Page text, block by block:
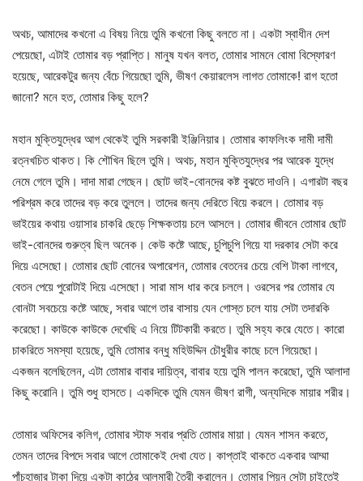
অথচ, আমাদের কখনো এ বিষয় নিয়ে তুমি কখনো কিছু বলতে না। একটা স্বাধীন দেশ
পেয়েছো, এটাই তোমার বড় প্রাপ্তি। মানুষ যখন বলত, তোমার সামনে বোমা বিস্ফোরণ
হয়েছে, আরেকটুর জন্য বেঁচে গিয়েছো তুমি, ভীষণ কেয়ারলেস লাগত তোমাকে! রাগ হতো
জানো? মনে হত, তোমার কিছু হলে?
মহান মুক্তিযুদ্ধের আগ থেকেই তুমি সরকারী ইঞ্জিনিয়ার। তোমার কাফলিংক দামী দামী
রত্নখচিত থাকত। কি শৌখিন ছিলে তুমি। অথচ, মহান মুক্তিযুদ্ধের পর আরেক যুদ্ধে
নেমে গেলে তুমি। দাদা মারা গেছেন। ছোট ভাই-বোনদের কষ্ট বুঝতে দাওনি। এগারটা বছর
পরিশ্রম করে তাদের বড় করে তুললে। তাদের জন্য দেরিতে বিয়ে করলে। তোমার বড়
ভাইয়ের কথায় ওয়াসার চাকরি ছেড়ে শিক্ষকতায় চলে আসলে। তোমার জীবনে তোমার ছোট
ভাই-বোনদের গুরুত্ব ছিল অনেক। কেউ কষ্টে আছে, চুপিচুপি গিয়ে যা দরকার সেটা করে
দিয়ে এসেছো। তোমার ছোট বোনের অপারেশন, তোমার বেতনের চেয়ে বেশি টাকা লাগবে,
বেতন পেয়ে পুরোটাই দিয়ে এসেছো। সারা মাস ধার করে চললে। ওরসের পর তোমার যে
বোনটা সবচেয়ে কষ্টে আছে, সবার আগে তার বাসায় যেন গোস্ত চলে যায় সেটা তদারকি
করেছো। কাউকে কাউকে দেখেছি এ নিয়ে টিটকারী করতে। তুমি সহ্য করে যেতে। কারো
চাকরিতে সমস্যা হয়েছে, তুমি তোমার বন্ধু মহিউদ্দিন চৌধুরীর কাছে চলে গিয়েছো।
একজন বলেছিলেন, এটা তোমার বাবার দায়িত্ব, বাবার হয়ে তুমি পালন করেছো, তুমি আলাদা
কিছু করোনি। তুমি শুধু হাসতে। একদিকে তুমি যেমন ভীষণ রাগী, অন্যদিকে মায়ার শরীর।
তোমার অফিসের কলিগ, তোমার স্টাফ সবার প্রতি তোমার মায়া। যেমন শাসন করতে,
তেমন তাদের বিপদে সবার আগে তোমাকেই দেখা যেত। কাপ্তাই থাকতে একবার আম্মা
পাঁচহাজার টাকা দিয়ে একটা কাঠের আলমারী তৈরী করালেন। তোমার পিয়ন সেটা চাইতেই